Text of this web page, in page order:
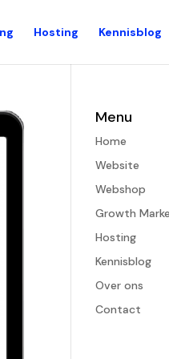
Hosting Kennisblog
Menu
Home
Website
Webshop
Growth
Hosting
Kennisblog
Over ons
Contact